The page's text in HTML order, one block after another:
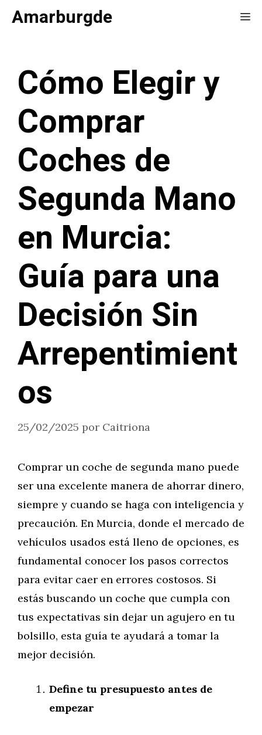
SaltarAmarburgde
Cómo Elegir y
Comprar
Coches de
Segunda Mano
en Murcia:
Guía para una
Decisión Sin
Arrepentimient
os
25/02/2025 por Caitriona
Comprar un coche de segunda mano puede
ser una excelente manera de ahorrar dinero,
siempre y cuando se haga con inteligencia y
precaución. En Murcia, donde el mercado de
vehículos usados está lleno de opciones, es
fundamental conocer los pasos correctos
para evitar caer en errores costosos. Si
estás buscando un coche que cumpla con
tus expectativas sin dejar un agujero en tu
bolsillo, esta guía te ayudará a tomar la
mejor decisión.
Define tu presupuesto antes de
empezar